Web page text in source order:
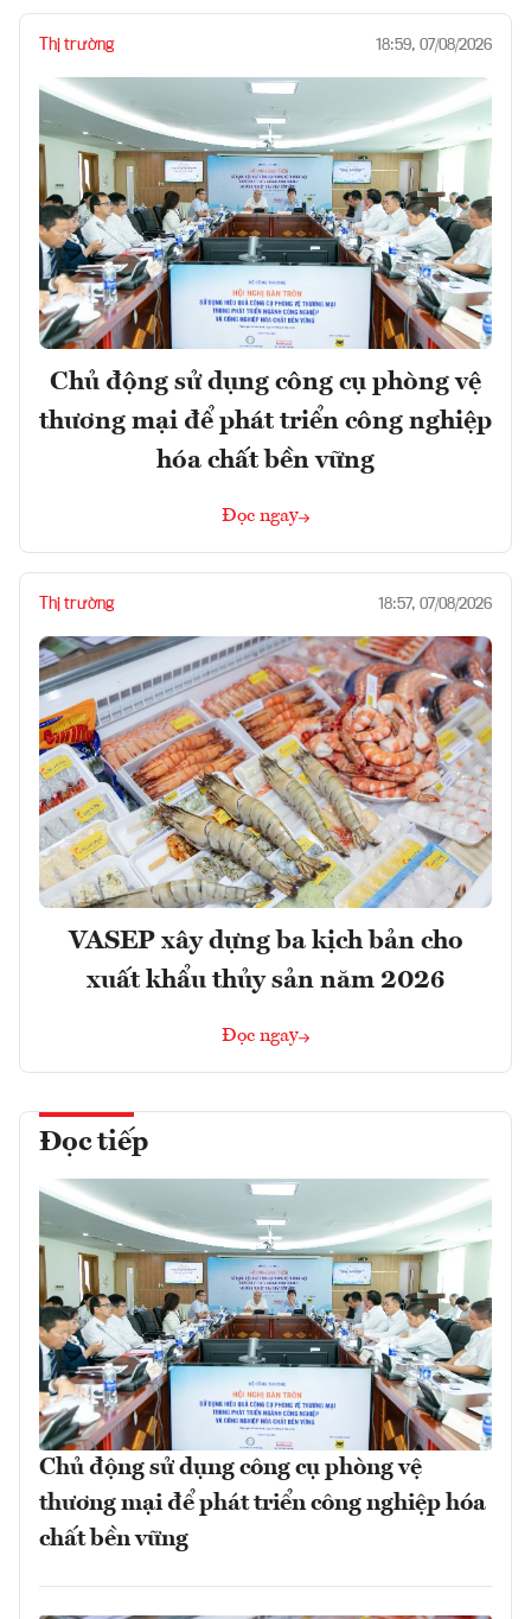
Thị trường 18:59, 07/08/2026
Chủ động sử dụng công cụ phòng vệ
thương mại để phát triển công nghiệp
hóa chất bền vững
Đọc ngay
Thị trường 18:57, 07/08/2026
VASEP xây dựng ba kịch bản cho
xuất khẩu thủy sản năm 2026
Đọc ngay
Đọc tiếp
Chủ động sử dụng công cụ phòng vệ
thương mại để phát triển công nghiệp hóa
chất bền vững